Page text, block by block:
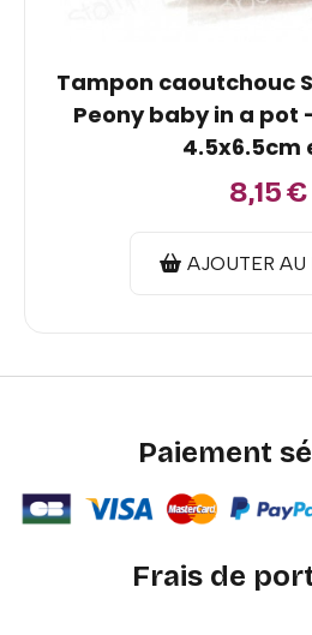
Tampon caoutchouc
Peony baby in a pot
4.5x6.5cm
8,15€
AJOUTER AU
Paiement
Frais de